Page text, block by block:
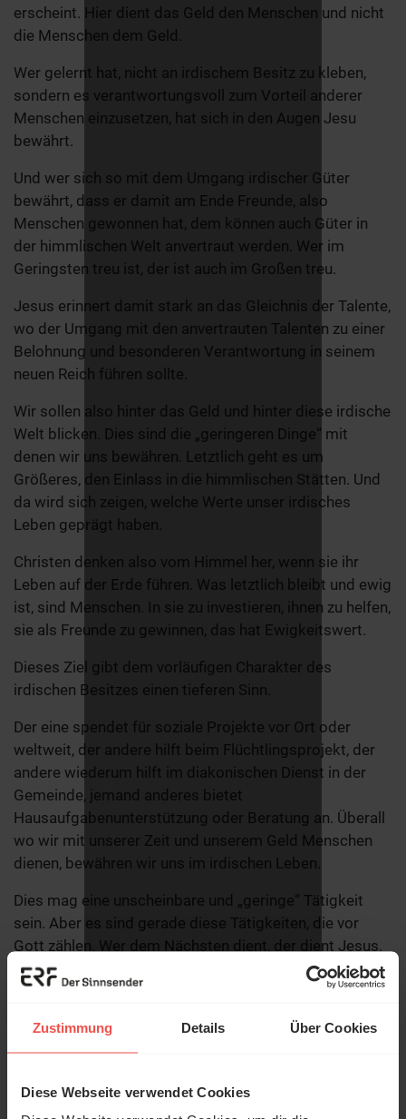
Zustimmung Details Über Cookies
Diese Webseite verwendet Cookies
erscheint. Hier dient das Geld den Menschen und nicht
die Menschen dem Geld.
Wer gelernt hat, nicht an irdischem Besitz zu kleben,
sondern es verantwortungsvoll zum Vorteil anderer
Menschen einzusetzen, hat sich in den Augen Jesu
bewährt.
Und wer sich so mit dem Umgang irdischer Güter
bewährt, dass er damit am Ende Freunde, also
Menschen gewonnen hat, dem können auch Güter in
der himmlischen Welt anvertraut werden. Wer im
Geringsten treu ist, der ist auch im Großen treu.
Jesus erinnert damit stark an das Gleichnis der Talente,
wo der Umgang mit den anvertrauten Talenten zu einer
Belohnung und besonderen Verantwortung in seinem
neuen Reich führen sollte.
Wir sollen also hinter das Geld und hinter diese irdische
Welt blicken. Dies sind die „geringeren Dinge“ mit
denen wir uns bewähren. Letztlich geht es um
Größeres, den Einlass in die himmlischen Stätten. Und
da wird sich zeigen, welche Werte unser irdisches
Leben geprägt haben.
Christen denken also vom Himmel her, wenn sie ihr
Leben auf der Erde führen. Was letztlich bleibt und ewig
ist, sind Menschen. In sie zu investieren, ihnen zu helfen,
sie als Freunde zu gewinnen, das hat Ewigkeitswert.
Dieses Ziel gibt dem vorläufigen Charakter des
irdischen Besitzes einen tieferen Sinn.
Der eine spendet für soziale Projekte vor Ort oder
weltweit, der andere hilft beim Flüchtlingsprojekt, der
andere wiederum hilft im diakonischen Dienst in der
Gemeinde, jemand anderes bietet
Hausaufgabenunterstützung oder Beratung an. Überall
wo wir mit unserer Zeit und unserem Geld Menschen
dienen, bewähren wir uns im irdischen Leben.
Dies mag eine unscheinbare und „geringe“ Tätigkeit
sein. Aber es sind gerade diese Tätigkeiten, die vor
Gott zählen. Wer dem Nächsten dient, der dient Jesus.
Und so kommt es, dass Menschen Jesus im
Weltgericht nach Matthäus 25 fragen, wann sie ihm zu
besucht haben. Seine Antwort ist treffend: „Was ihr
einem dieser Geringsten getan habt, das habt ihr mir
© Ruth Schneider / ERF